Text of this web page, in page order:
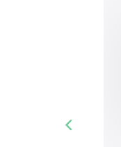
Previous slide